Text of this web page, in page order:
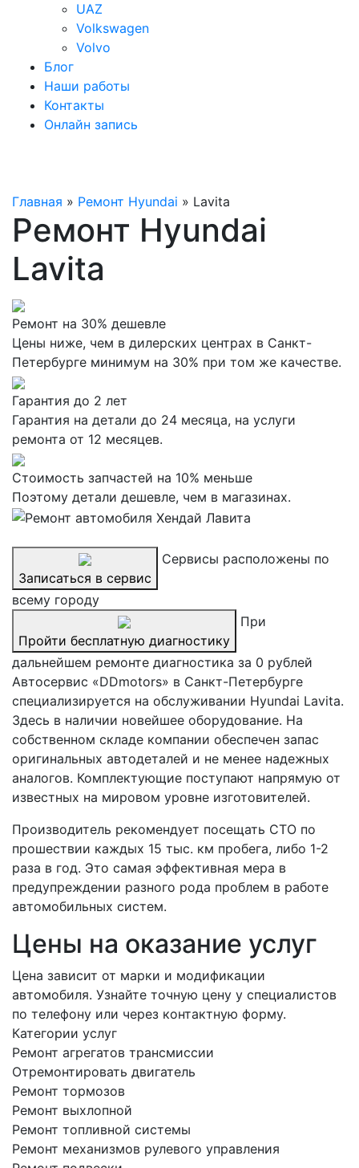
UAZ
Volkswagen
Volvo
Блог
Наши работы
Контакты
Онлайн запись
Главная » Ремонт Hyundai » Lavita
Ремонт Hyundai
Lavita
Ремонт на 30% дешевле
Цены ниже, чем в дилерских центрах в Санкт-
Петербурге минимум на 30% при том же качестве.
Гарантия до 2 лет
Гарантия на детали до 24 месяца, на услуги
ремонта от 12 месяцев.
Стоимость запчастей на 10% меньше
Поэтому детали дешевле, чем в магазинах.
Записаться в сервис
Сервисы расположены по
всему городу
Пройти бесплатную диагностику
При
дальнейшем ремонте диагностика за 0 рублей
Автосервис «DDmotors» в Санкт-Петербурге
специализируется на обслуживании Hyundai Lavita.
Здесь в наличии новейшее оборудование. На
собственном складе компании обеспечен запас
оригинальных автодеталей и не менее надежных
аналогов. Комплектующие поступают напрямую от
известных на мировом уровне изготовителей.
Производитель рекомендует посещать СТО по
прошествии каждых 15 тыс. км пробега, либо 1-2
раза в год. Это самая эффективная мера в
предупреждении разного рода проблем в работе
автомобильных систем.
Цены на оказание услуг
Цена зависит от марки и модификации
автомобиля. Узнайте точную цену у специалистов
по телефону или через контактную форму.
Категории услуг
Ремонт агрегатов трансмиссии
Отремонтировать двигатель
Ремонт тормозов
Ремонт выхлопной
Ремонт топливной системы
Ремонт механизмов рулевого управления